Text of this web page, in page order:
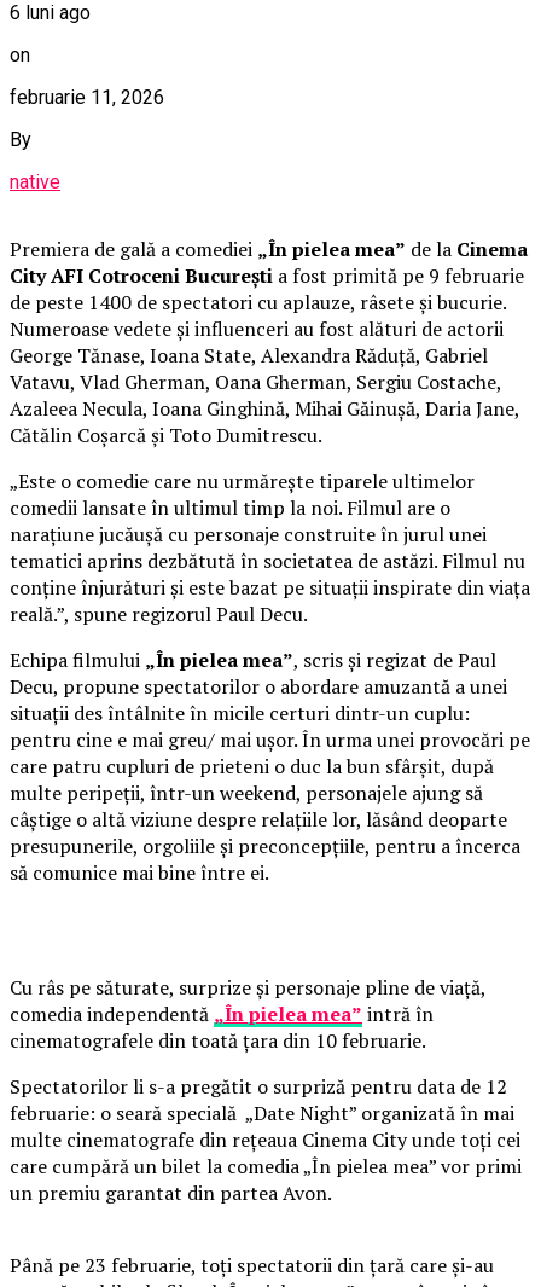
6 luni ago
on
februarie 11, 2026
By
native
Premiera de gală a comediei „În pielea mea” de la Cinema
City AFI Cotroceni București a fost primită pe 9 februarie
de peste 1400 de spectatori cu aplauze, râsete și bucurie.
Numeroase vedete și influenceri au fost alături de actorii
George Tănase, Ioana State, Alexandra Răduță, Gabriel
Vatavu, Vlad Gherman, Oana Gherman, Sergiu Costache,
Azaleea Necula, Ioana Ginghină, Mihai Găinușă, Daria Jane,
Cătălin Coșarcă și Toto Dumitrescu.
„Este o comedie care nu urmărește tiparele ultimelor
comedii lansate în ultimul timp la noi. Filmul are o
narațiune jucăușă cu personaje construite în jurul unei
tematici aprins dezbătută în societatea de astăzi. Filmul nu
conține înjurături și este bazat pe situații inspirate din viața
reală.”, spune regizorul Paul Decu.
Echipa filmului „În pielea mea”, scris și regizat de Paul
Decu, propune spectatorilor o abordare amuzantă a unei
situații des întâlnite în micile certuri dintr-un cuplu:
pentru cine e mai greu/ mai ușor. În urma unei provocări pe
care patru cupluri de prieteni o duc la bun sfârșit, după
multe peripeții, într-un weekend, personajele ajung să
câștige o altă viziune despre relațiile lor, lăsând deoparte
presupunerile, orgoliile și preconcepțiile, pentru a încerca
să comunice mai bine între ei.
Cu râs pe săturate, surprize și personaje pline de viață,
comedia independentă „În pielea mea” intră în
cinematografele din toată țara din 10 februarie.
Spectatorilor li s-a pregătit o surpriză pentru data de 12
februarie: o seară specială „Date Night” organizată în mai
multe cinematografe din rețeaua Cinema City unde toți cei
care cumpără un bilet la comedia „În pielea mea” vor primi
un premiu garantat din partea Avon.
Până pe 23 februarie, toți spectatorii din țară care și-au